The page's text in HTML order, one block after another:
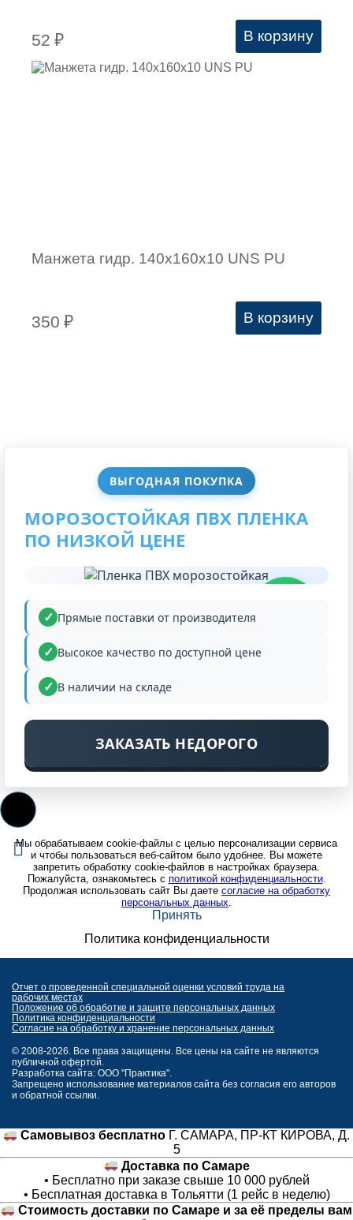
ВЫГОДНАЯ ПОКУПКА
МОРОЗОСТОЙКАЯ ПВХ ПЛЕНКА
ПО НИЗКОЙ ЦЕНЕ
Прямые поставки от производителя
Высокое качество по доступной цене
В наличии на складе
ЗАКАЗАТЬ НЕДОРОГО
52 ₽ В корзину
Манжета гидр. 140х160х10 UNS PU
350 ₽ В корзину
Мы обрабатываем cookie-файлы с целью персонализации сервиса
и чтобы пользоваться веб-сайтом было удобнее. Вы можете
запретить обработку cookie-файлов в настройках браузера.
Пожалуйста, ознакомьтесь с политикой конфиденциальности.
Продолжая использовать сайт Вы даете согласие на обработку
персональных данных.
Принять
Политика конфиденциальности
Отчет о проведенной специальной оценки условий труда на
рабочих местах
Положение об обработке и защите персональных данных
Политика конфиденциальности
Согласие на обработку и хранение персональных данных
© 2008-2026. Все права защищены. Все цены на сайте не являются
публичной офертой.
Разработка сайта: ООО "Практика".
Запрещено использование материалов сайта без согласия его авторов
и обратной ссылки.
Самовывоз бесплатно Г. САМАРА, ПР-КТ КИРОВА, Д.
5
Доставка по Самаре
• Бесплатно при заказе свыше 10 000 рублей
• Бесплатная доставка в Тольятти (1 рейс в неделю)
Стоимость доставки по Самаре и за её пределы вам